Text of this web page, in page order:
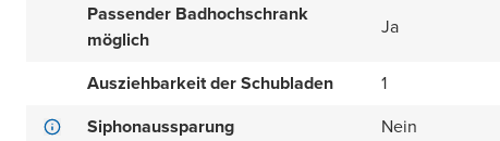
Passender Badhochschrank
möglich
Ja
Ausziehbarkeit der Schubladen
1
Siphonaussparung
Nein